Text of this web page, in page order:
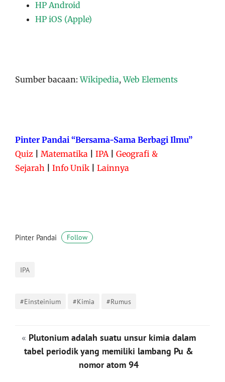
HP Android
HP iOS (Apple)
Sumber bacaan:Wikipedia,Web Elements
Pinter Pandai “Bersama-Sama Berbagi Ilmu”
Quiz
Matematika IPA| Geografi &
Sejarah
Info Unik Lainnya
Pinter Pandai Follow
IPA
#Einstei­nium #Kimia #Rumus
« Plutonium adalah suatu unsur kimia dalam
tabel periodik yang memiliki lambang Pu &
nomor atom 94